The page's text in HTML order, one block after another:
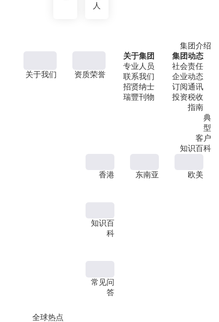
人
集团介绍
关于我们 资质荣誉
关于集团
专业人员
联系我们
招贤纳士
瑞豐刊物
集团动态
社会责任
企业动态
订阅通讯
投资税收
指南
典
型
客户
知识百科
全球热点
香港 东南亚 欧美
知识百
科
常见问
答